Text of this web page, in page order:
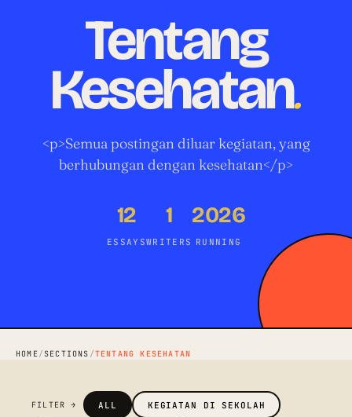
Tentang
Kesehatan.
<p>Semua postingan diluar kegiatan, yang
berhubungan dengan kesehatan</p>
12
ESSAYS
1
WRITERS
2026
RUNNING
HOME/SECTIONS /TENTANG KESEHATAN
FILTER → ALL KEGIATAN DI SEKOLAH